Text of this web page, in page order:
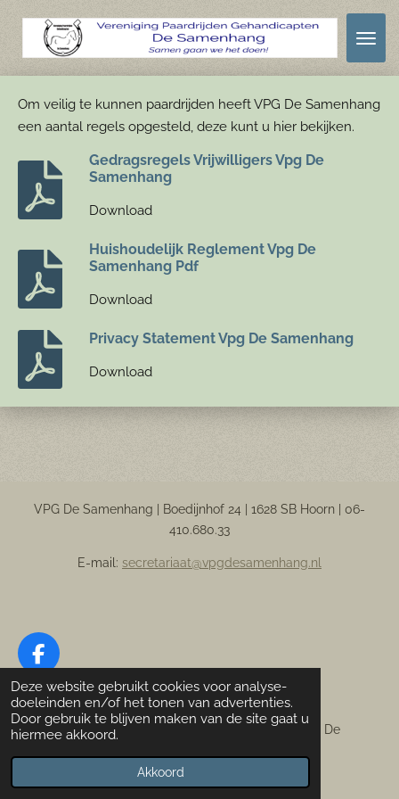
Deze website gebruikt cookies voor analyse-
doeleinden en/of het tonen van advertenties.
Door gebruik te blijven maken van de site gaat u
hiermee akkoord.
Akkoord
Ga
hoofdinhoud
Om veilig te kunnen paardrijden heeft VPG De Samenhang
een aantal regels opgesteld, deze kunt u hier bekijken.
Gedragsregels Vrijwilligers Vpg De
Samenhang
Download
Huishoudelijk Reglement Vpg De
Samenhang Pdf
Download
Privacy Statement Vpg De Samenhang
Download
VPG De Samenhang | Boedijnhof 24 | 1628 SB Hoorn | 06-
410.680.33
E-mail: secretariaat@vpgdesamenhang.nl
F
a
c
e
b
o
Designed by F. Hoekstra
© 2022- 2026 Vereniging Paardrijden Gehandicapten De